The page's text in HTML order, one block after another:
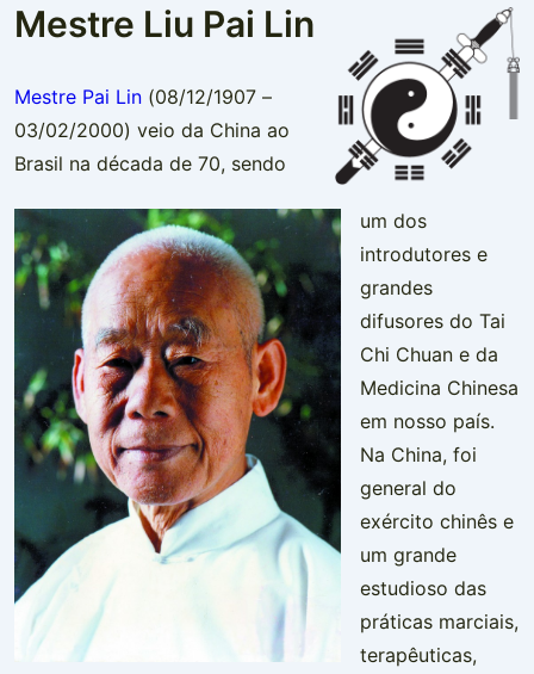
Mestre Liu Pai Lin
Mestre Pai Lin (08/12/1907 –
03/02/2000) veio da China ao
Brasil na década de 70, sendo
um dos
introdutores e
grandes
difusores do Tai
Chi Chuan e da
Medicina Chinesa
em nosso país.
Na China, foi
general do
exército chinês e
um grande
estudioso das
práticas marciais,
terapêuticas,